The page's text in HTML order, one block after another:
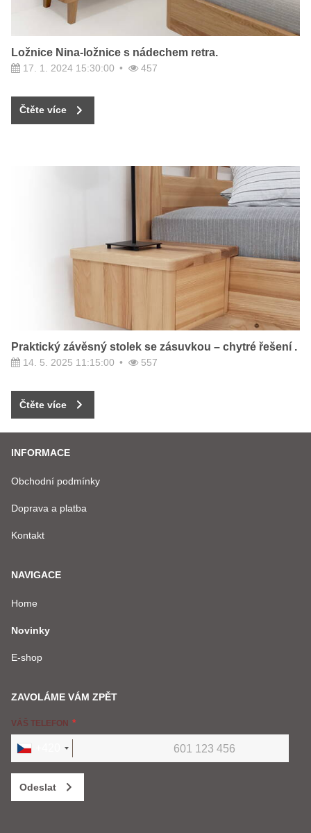
Ložnice Nina-ložnice s nádechem retra.
17. 1. 2024 15:30:00 457
Čtěte více
Praktický závěsný stolek se zásuvkou – chytré řešení .
14. 5. 2025 11:15:00 557
Čtěte více
INFORMACE
Obchodní podmínky
Doprava a platba
Kontakt
NAVIGACE
Home
Novinky
E-shop
ZAVOLÁME VÁM ZPĚT
VÁŠ TELEFON
Odeslat